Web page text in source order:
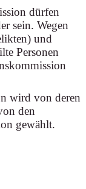
dürfen
sein. Wegen
und
Personen
wird von deren
den
gewählt.